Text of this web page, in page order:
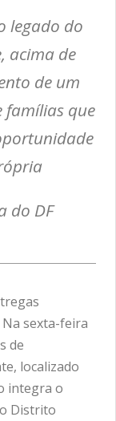
legado do
acima de
de um
famílias que
do DF
Na sexta-feira
de
localizado
integra o
Distrito